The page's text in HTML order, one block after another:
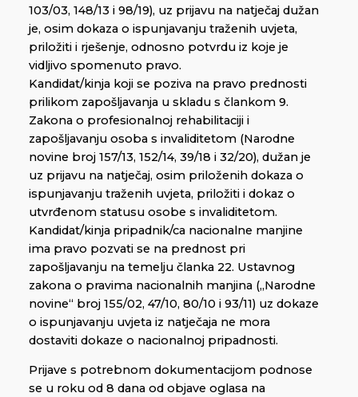
103/03, 148/13 i 98/19), uz prijavu na natječaj dužan
je, osim dokaza o ispunjavanju traženih uvjeta,
priložiti i rješenje, odnosno potvrdu iz koje je
vidljivo spomenuto pravo.
Kandidat/kinja koji se poziva na pravo prednosti
prilikom zapošljavanja u skladu s člankom 9.
Zakona o profesionalnoj rehabilitaciji i
zapošljavanju osoba s invaliditetom (Narodne
novine broj 157/13, 152/14, 39/18 i 32/20), dužan je
uz prijavu na natječaj, osim priloženih dokaza o
ispunjavanju traženih uvjeta, priložiti i dokaz o
utvrđenom statusu osobe s invaliditetom.
Kandidat/kinja pripadnik/ca nacionalne manjine
ima pravo pozvati se na prednost pri
zapošljavanju na temelju članka 22. Ustavnog
zakona o pravima nacionalnih manjina („Narodne
novine“ broj 155/02, 47/10, 80/10 i 93/11) uz dokaze
o ispunjavanju uvjeta iz natječaja ne mora
dostaviti dokaze o nacionalnoj pripadnosti.
Prijave s potrebnom dokumentacijom podnose
se u roku od 8 dana od objave oglasa na